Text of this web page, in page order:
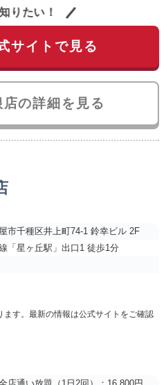
りたい！
サイトで見る
の詳細を見る
市千種区井上町74-1 鈴幸ビル 2F
「星ヶ丘駅」出口1 徒歩1分
す。最新の情報は公式サイトをご確認